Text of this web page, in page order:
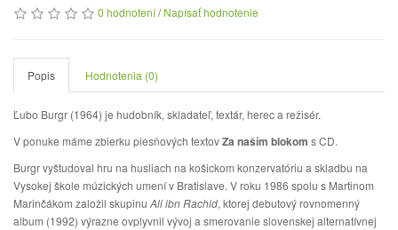
0 hodnotení/Napísať hodnotenie
Popis Hodnotenia (0)
Ľubo Burgr (1964) je hudobník, skladateľ, textár, herec a režisér.
V ponuke máme zbierku piesňových textovZa naším blokom s CD.
Burgr vyštudoval hru na husliach na košickom konzervatóriu a skladbu na
Vysokej škole múzických umení v Bratislave. V roku 1986 spolu s Martinom
Marinčákom založil skupinu Ali ibn Rachid, ktorej debutový rovnomenný
album (1992) výrazne ovplyvnil vývoj a smerovanie slovenskej alternatívnej